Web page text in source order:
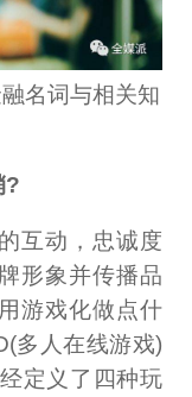
名词与相关知
?
互动，忠诚度
形象并传播品
游戏化做点什
多人在线游戏)
定义了四种玩